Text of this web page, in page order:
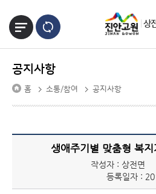
상
공지사항
홈 소통/참여 공지사항
생애주기별 맞춤형 복
작성자 : 상전면
등록일자 :